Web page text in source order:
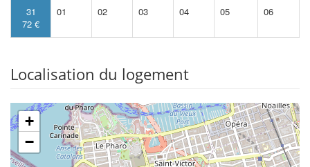
31
72 €
01 02 03 04 05 06
Localisation du logement
+
−